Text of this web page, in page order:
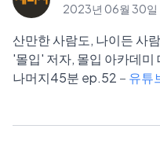
2023년 06월 30일
산만한 사람도, 나이든 사
'몰입' 저자, 몰입 아카데
나머지45분 ep.52 – 유튜